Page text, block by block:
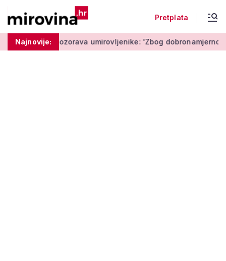
Pretplata
Najnovije:
Policija upozorava umirovljenike: 'Zbog dobronamjernosti